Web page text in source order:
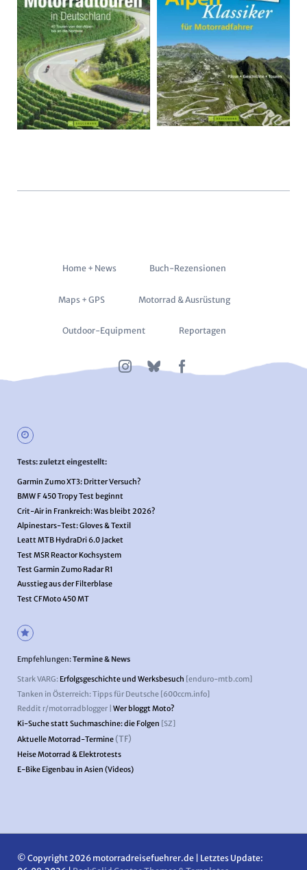
Navigation
Home + News Buch-Rezensionen
Maps + GPS Motorrad & Ausrüstung
Outdoor-Equipment Reportagen
Tests: zuletzt eingestellt:
Garmin Zumo XT3: Dritter Versuch?
BMW F 450 Tropy Test beginnt
Crit-Air in Frankreich: Was bleibt 2026?
Alpinestars-Test: Gloves & Textil
Leatt MTB HydraDri 6.0 Jacket
Test MSR Reactor Kochsystem
Test Garmin Zumo Radar R1
Ausstieg aus der Filterblase
Test CFMoto 450 MT
Empfehlungen:Termine & News
Stark VARG: Erfolgsgeschichte und Werksbesuch [enduro-mtb.com]
Tanken in Österreich: Tipps für Deutsche [600ccm.info]
Reddit r/motorradblogger | Wer bloggt Moto?
Ki-Suche statt Suchmaschine: die Folgen [SZ]
Aktuelle Motorrad-Termine(TF)
Heise Motorrad & Elektrotests
E-Bike Eigenbau in Asien (Videos)
© Copyright 2026 motorradreisefuehrer.de | Letztes Update: